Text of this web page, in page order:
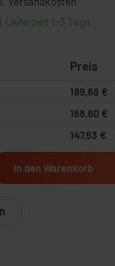
Lieferzeit 1-3 Tage
Preis
189,68 €
168,60 €
147,53 €
In den Warenkorb